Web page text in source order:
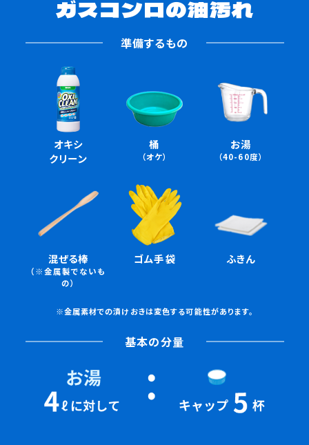
ガスコンロの油汚れ
準備するもの
オキシ
クリーン
桶
（オケ）
お湯
（40-60度）
混ぜる棒
（※金属製でないも
の）
ゴム手袋 ふきん
※金属素材での漬けおきは変色する可能性があります。
基本の分量